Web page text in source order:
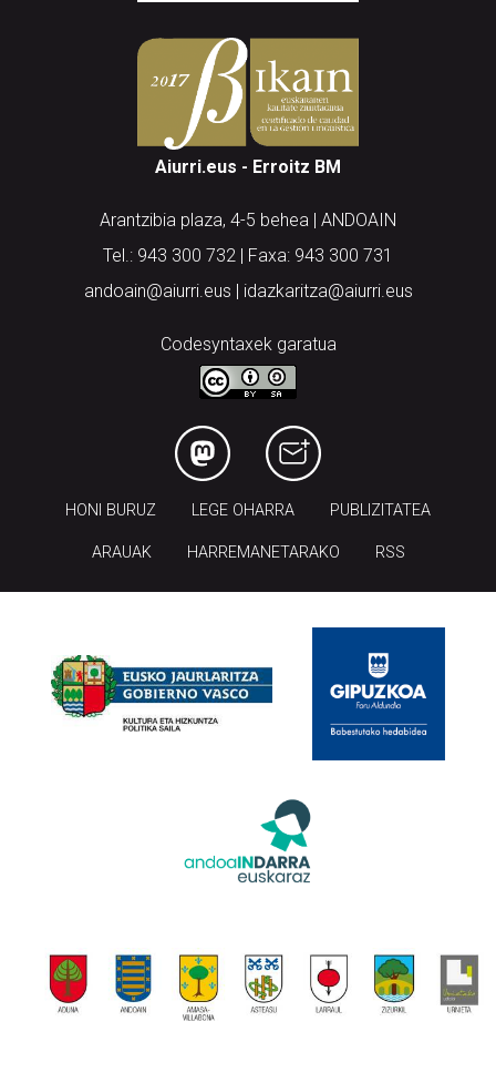
Aiurri.eus - Erroitz BM
Arantzibia plaza, 4-5 behea | ANDOAIN
Tel.: 943 300 732 | Faxa: 943 300 731
andoain@aiurri.eus | idazkaritza@aiurri.eus
Codesyntaxek garatua
HONI BURUZ LEGE OHARRA PUBLIZITATEA
ARAUAK HARREMANETARAKO RSS